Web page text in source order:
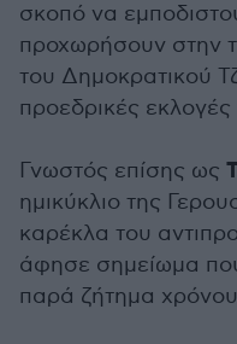
σκοπό να
προχωρήσουν στην
του Δημοκρατικού
προεδρικές
Γνωστός επίσης ως
ημικύκλιο της
καρέκλα του
άφησε σημείωμα
παρά ζήτημα